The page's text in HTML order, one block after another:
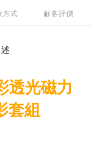
方式 顧客評價
透光磁力
套組